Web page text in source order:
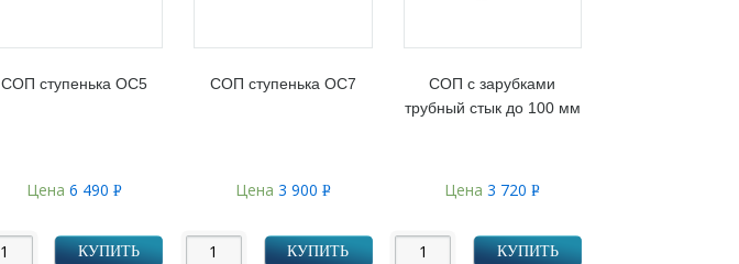
СОП ступенька ОС5
Цена 6 490 Р
КУПИТЬ
СОП ступенька ОС7
Цена3 900Р
КУПИТЬ
СОП с зарубками
трубный стык до 100 мм
Цена3 720Р
КУПИТЬ